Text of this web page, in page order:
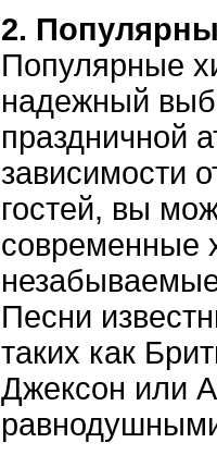
2.
Популярные
надежный
праздничной
зависимости
гостей, вы
современные
Песни
таких как
Джексон или